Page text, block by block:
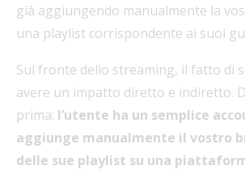
già aggiungendo manualmente la
una playlist corrispondente ai suoi
Sul fronte dello streaming, il fatto di
avere un impatto diretto e indiretto.
prima: l’utente ha un semplice
aggiunge manualmente il vostro
delle sue playlist su una